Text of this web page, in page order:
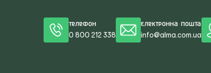
Телефон
0 800 212 338
Електронна пошта
info@alma.com.ua